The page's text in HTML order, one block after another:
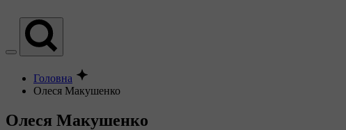
Головна
Олеся Макушенко
Олеся Макушенко